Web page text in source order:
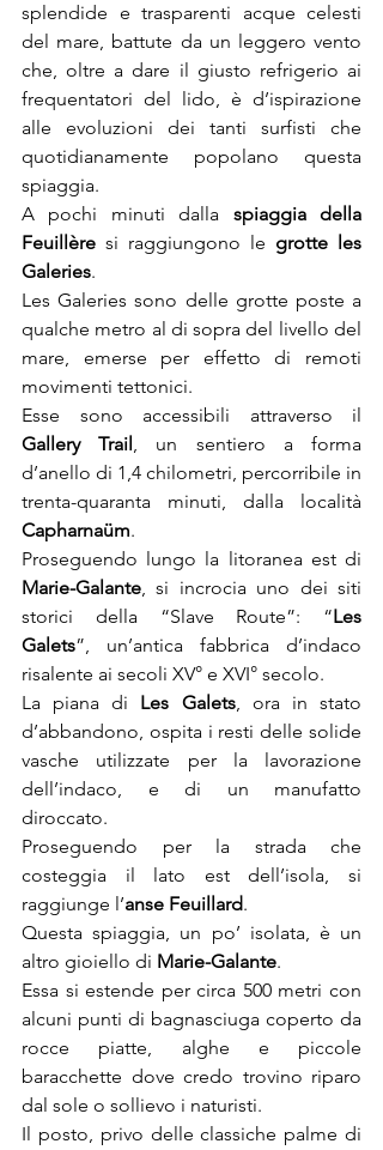
splendide e trasparenti acque celesti
del mare, battute da un leggero vento
che, oltre a dare il giusto refrigerio ai
frequentatori del lido, è d’ispirazione
alle evoluzioni dei tanti surfisti che
quotidianamente popolano questa
spiaggia.
A pochi minuti dalla spiaggia della
Feuillère si raggiungono le grotte les
Galeries.
Les Galeries sono delle grotte poste a
qualche metro al di sopra del livello del
mare, emerse per effetto di remoti
movimenti tettonici.
Gallery Trail, un sentiero a forma
d’anello di 1,4 chilometri, percorribile in
Capharnaüm.
Marie-Galante, si incrocia uno dei siti
storici della “Slave Route”: “Les
Galets”, un’antica fabbrica d’indaco
risalente ai secoli XV° e XVI° secolo.
La piana di Les Galets, ora in stato
d’abbandono, ospita i resti delle solide
vasche utilizzate per la lavorazione
dell’indaco, e di un manufatto
diroccato.
Proseguendo per la strada che
costeggia il lato est dell’isola, si
raggiunge l’anse Feuillard.
Questa spiaggia, un po’ isolata, è un
altro gioiello di Marie-Galante.
Essa si estende per circa 500 metri con
alcuni punti di bagnasciuga coperto da
rocce piatte, alghe e piccole
baracchette dove credo trovino riparo
dal sole o sollievo i naturisti.
Il posto, privo delle classiche palme di